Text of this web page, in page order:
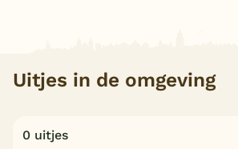
Uitjes in de omgeving
0 uitjes